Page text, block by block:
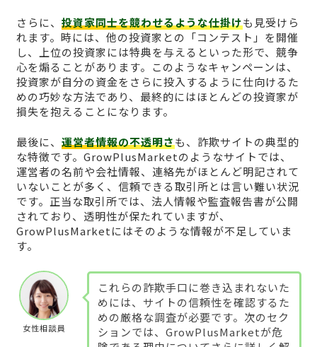
さらに、 投資家同士を競わせるような仕掛けも見受けら
れます。時には、他の投資家との「コンテスト」を開催
し、上位の投資家には特典を与えるといった形で、競争
心を煽ることがあります。このようなキャンペーンは、
投資家が自分の資金をさらに投入するように仕向けるた
めの巧妙な方法であり、最終的にはほとんどの投資家が
損失を抱えることになります。
最後に、 運営者情報の不透明さも、詐欺サイトの典型的
な特徴です。GrowPlusMarketのようなサイトでは、
運営者の名前や会社情報、連絡先がほとんど明記されて
いないことが多く、信頼できる取引所とは言い難い状況
です。正当な取引所では、法人情報や監査報告書が公開
されており、透明性が保たれていますが、
GrowPlusMarketにはそのような情報が不足していま
す。
女性相談員
これらの詐欺手口に巻き込まれないた
めには、サイトの信頼性を確認するた
めの厳格な調査が必要です。次のセク
ションでは、GrowPlusMarketが危